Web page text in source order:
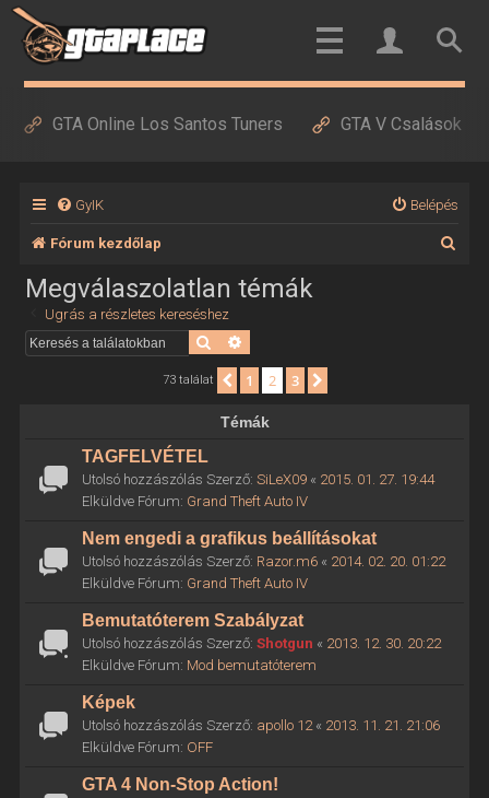
GTA Online Los Santos Tuners GTA V Csalások
GyIK Belépés
Fórum kezdőlap
Megválaszolatlan témák
Ugrás a részletes kereséshez
Keresés
73 találat Előző
1 2 3
Témák
TAGFELVÉTEL
Utolsó hozzászólás Szerző: SiLeX09« 2015. 01. 27. 19:44
Elküldve Fórum: Grand Theft Auto IV
Nem engedi a grafikus beállításokat
Utolsó hozzászólás Szerző: Razor.m6« 2014. 02. 20. 01:22
Elküldve Fórum: Grand Theft Auto IV
Bemutatóterem Szabályzat
Utolsó hozzászólás Szerző: Shotgun « 2013. 12. 30. 20:22
Elküldve Fórum: Mod bemutatóterem
Képek
Utolsó hozzászólás Szerző: apollo 12« 2013. 11. 21. 21:06
Elküldve Fórum: OFF
GTA 4 Non-Stop Action!